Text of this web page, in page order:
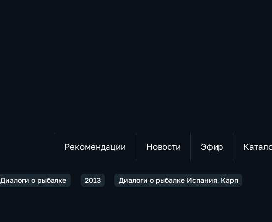
Рекомендации Новости Эфир
Диалоги о рыбалке 2013 Диалоги о рыбалке Испания. Карп